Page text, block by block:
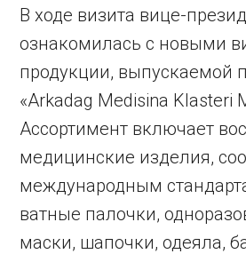
В ходе визита вице-
ознакомилась с новыми
продукции, выпускаемой
«Arkadag Medisina Klasteri
Ассортимент включает
медицинские изделия,
международным
ватные палочки,
маски, шапочки, одеяла,